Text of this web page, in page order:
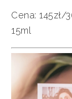
Cena: 145zł/
15ml